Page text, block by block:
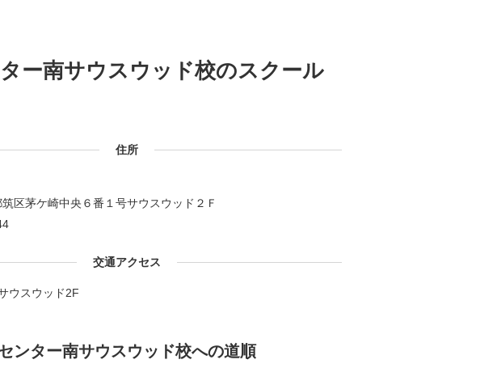
ー南サウスウッド校のスクール
住所
区茅ケ崎中央６番１号サウスウッド２Ｆ
交通アクセス
ウスウッド2F
ンター南サウスウッド校への道順